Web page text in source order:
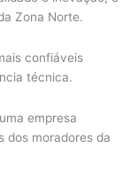
Zona Norte.
confiáveis
técnica.
empresa
dos moradores da